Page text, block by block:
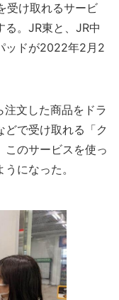
受け取れるサービ
。JR東と、JR中
ッドが2022年2月2
文した商品をドラ
どで受け取れる「ク
このサービスを使っ
になった。